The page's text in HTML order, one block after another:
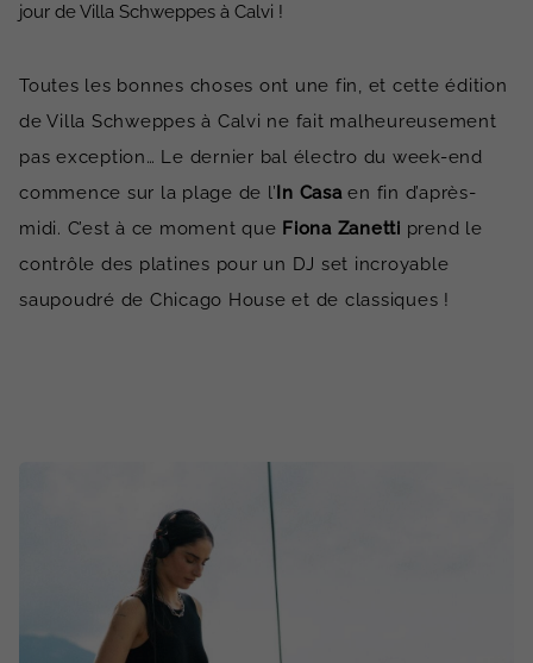
jour de Villa Schweppes à Calvi !
Toutes les bonnes choses ont une fin, et cette édition
de Villa Schweppes à Calvi ne fait malheureusement
pas exception… Le dernier bal électro du week-end
commence sur la plage de l’In Casaen fin d’après-
midi. C’est à ce moment que Fiona Zanetti prend le
contrôle des platines pour un DJ set incroyable
saupoudré de Chicago House et de classiques !